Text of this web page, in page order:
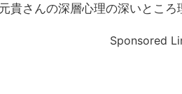
貴さんの深層心理の深いところ
Sponsored